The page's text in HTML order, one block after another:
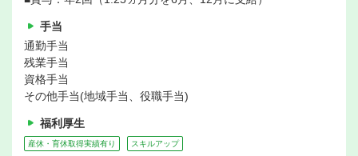
手当
通勤手当
残業手当
資格手当
その他手当(地域手当、役職手当)
福利厚生
産休・育休取得実績有り スキルアップ